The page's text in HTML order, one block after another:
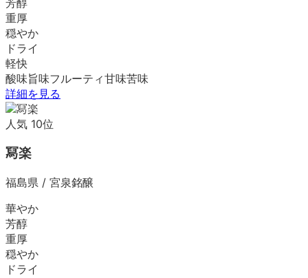
重厚
穏やか
ドライ
軽快
酸味旨味フルーティ甘味苦味
詳細を見る
人気 10位
冩楽
福島県 / 宮泉銘醸
華やか
芳醇
重厚
穏やか
ドライ